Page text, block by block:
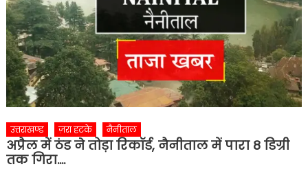
उत्तराखण्ड ज़रा हटके नैनीताल
अप्रैल में ठंड ने तोड़ा रिकॉर्ड, नैनीताल में पारा 8 डिग्री
तक गिरा….